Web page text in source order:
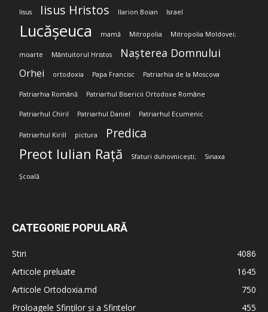
Iisus Iisus Hristos Ilarion Boian Israel
Lucășeuca mamă Mitropolia Mitropolia Moldovei;
moarte Mântuitorul Hristos Nașterea Domnului
Orhei ortodoxia Papa Francisc Patriarhia de la Moscova
Patriarhia Română Patriarhul Bisericii Ortodoxe Române
Patriarhul Chiril Patriarhul Daniel Patriarhul Ecumenic
Patriarhul Kirill pictura Predica
Preot Iulian Rață Sfaturi duhovnicești; Sinaxa
Școală
CATEGORIE POPULARĂ
Stiri
4086
Articole preluate
1645
Articole Ortodoxia.md
750
Proloagele Sfinților și a Sfintelor
455